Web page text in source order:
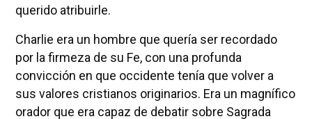
querido atribuirle.
Charlie era un hombre que quería ser recordado
por la firmeza de su Fe, con una profunda
convicción en que occidente tenía que volver a
sus valores cristianos originarios. Era un magnífico
orador que era capaz de debatir sobre Sagrada